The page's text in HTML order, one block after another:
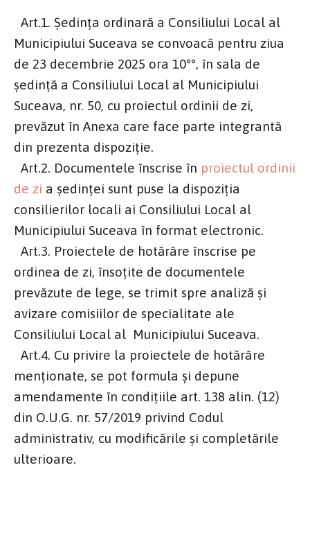
Art.1. Ședința ordinară a Consiliului Local al
Municipiului Suceava se convoacă pentru ziua
de 23 decembrie 2025 ora 10°°, în sala de
şedinţă a Consiliului Local al Municipiului
Suceava, nr. 50, cu proiectul ordinii de zi,
prevăzut în Anexa care face parte integrantă
din prezenta dispoziție.
Art.2. Documentele înscrise în proiectul ordinii
de zi a şedinţei sunt puse la dispoziţia
consilierilor locali ai Consiliului Local al
Municipiului Suceava în format electronic.
Art.3. Proiectele de hotărâre înscrise pe
ordinea de zi, însoţite de documentele
prevăzute de lege, se trimit spre analiză și
avizare comisiilor de specialitate ale
Consiliului Local al Municipiului Suceava.
Art.4. Cu privire la proiectele de hotărâre
menţionate, se pot formula şi depune
amendamente în condiţiile art. 138 alin. (12)
din O.U.G. nr. 57/2019 privind Codul
administrativ, cu modificările și completările
ulterioare.